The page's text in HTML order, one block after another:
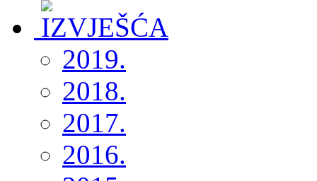
2019.
2018.
2017.
2016.